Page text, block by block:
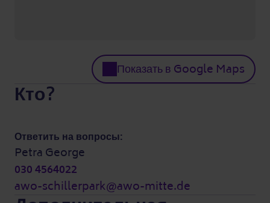
Показать в Google Maps
Кто?
Ответить на вопросы:
Petra George
030 4564022
awo-schillerpark@awo-mitte.de